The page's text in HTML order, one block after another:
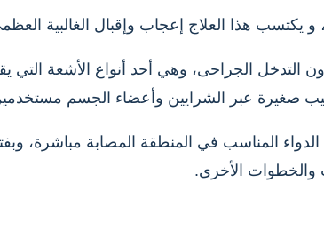
التدخل الجراحى، وهي أحد أنواع الأشعة
صغيرة عبر الشرايين وأعضاء الجسم
المناسب في المنطقة المصابة مباشرة،
والخطوات الأخرى.